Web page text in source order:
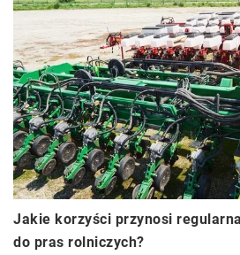
Jakie korzyści przynosi
do pras rolniczych?